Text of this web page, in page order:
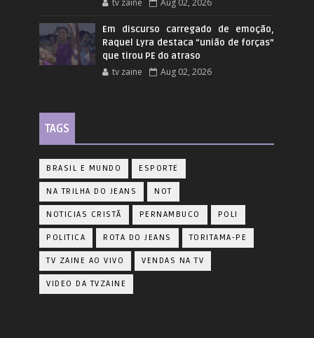
tv zaine Aug 02, 2026
Em discurso carregado de emoção,
Raquel Lyra destaca “união de forças”
que tirou PE do atraso
tv zaine Aug 02, 2026
TAGS
BRASIL E MUNDO ESPORTE
NA TRILHA DO JEANS NOT
NOTICIAS CRISTÃ PERNAMBUCO POLI
POLITICA ROTA DO JEANS TORITAMA-PE
TV ZAINE AO VIVO VENDAS NA TV
VIDEO DA TVZAINE